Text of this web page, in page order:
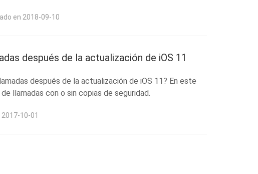
en 2018-09-10
después de la actualización de iOS 11
después de la actualización de iOS 11? En este
llamadas con o sin copias de seguridad.
10-01